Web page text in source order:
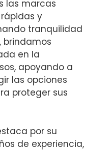
las marcas
y
tranquilidad
brindamos
en la
apoyando a
las opciones
proteger sus
por su
de experiencia,